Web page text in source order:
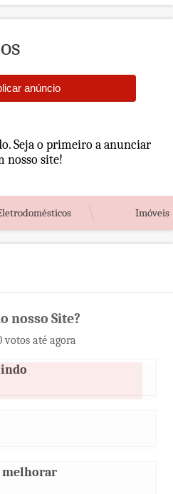
anúncio
Seja o primeiro a anunciar
nosso site!
Imóveis
nosso Site?
votos até agora
melhorar